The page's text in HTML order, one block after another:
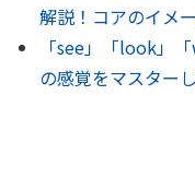
解説！コアのイメ
「see」「look」
の感覚をマスター